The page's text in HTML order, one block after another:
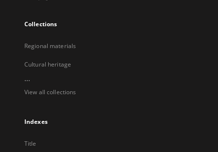
Collections
Regional materials
Cultural heritage
...
View all collections
Indexes
Title